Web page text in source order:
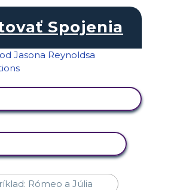
Spojenia